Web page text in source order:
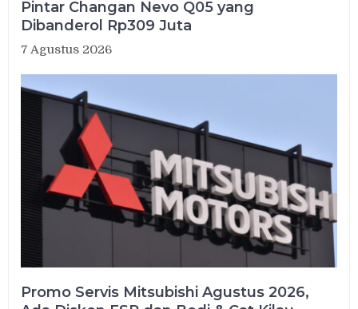
Pintar Changan Nevo Q05 yang
Dibanderol Rp309 Juta
7 Agustus 2026
Promo Servis Mitsubishi Agustus 2026,